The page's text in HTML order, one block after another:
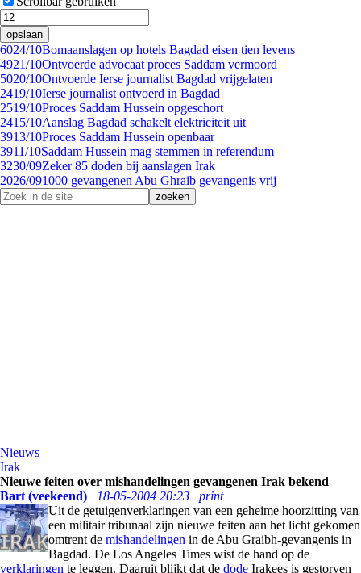
opslaan
6024/10Bomaanslagen op hotels Bagdad eisen tien levens
4921/10Ontvoerde advocaat proces Saddam vermoord
5020/10Ontvoerde Ierse journalist Bagdad vrijgelaten
2419/10Ierse journalist ontvoerd in Bagdad
2519/10Proces Saddam Hussein opgeschort
2415/10Aanslag Bagdad schakelt elektriciteit uit
3913/10Proces Saddam Hussein openbaar
3911/10Saddam Hussein mag stemmen in referendum
3230/09Zeker 85 doden bij aanslagen Irak
2026/091000 gevangenen Abu Ghraib gevangenis vrij
Nieuws
Irak
Nieuwe feiten over mishandelingen gevangenen Irak bekend
Bart (veekeend)
18-05-2004 20:23
print
Uit de getuigenverklaringen van een geheime hoorzitting van
een militair tribunaal zijn nieuwe feiten aan het licht gekomen
omtrent de mishandelingen in de Abu Graibh-gevangenis in
Bagdad. De Los Angeles Times wist de hand op de
verklaringen te leggen. Daaruit blijkt dat de dode Irakees is gestorven